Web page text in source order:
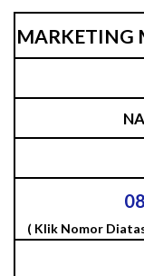
MARKETING
( Klik Nomor